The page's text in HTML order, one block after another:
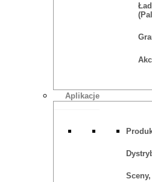
Aplikacje